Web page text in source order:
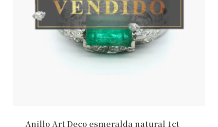
Anillo Art Deco esmeralda natural 1ct